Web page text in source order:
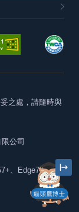
貓頭鷹博士
之處，請隨時與
公司
、Edge79+及